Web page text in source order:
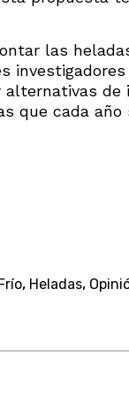
las
de
que cada año
Frío, Heladas,